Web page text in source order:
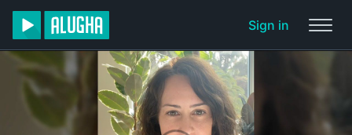
Sign in